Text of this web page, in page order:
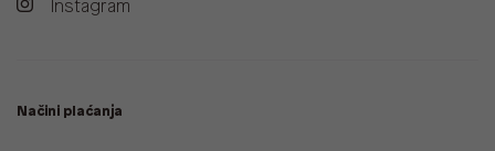
Instagram
Načini plaćanja